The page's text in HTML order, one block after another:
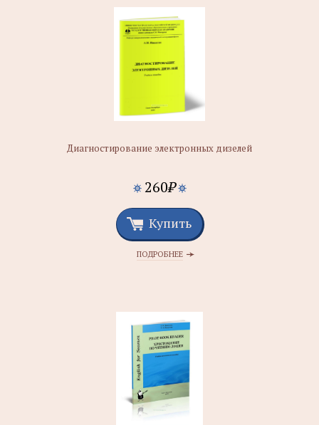
Диагностирование электронных дизелей
260₽
Купить
ПОДРОБНЕЕ